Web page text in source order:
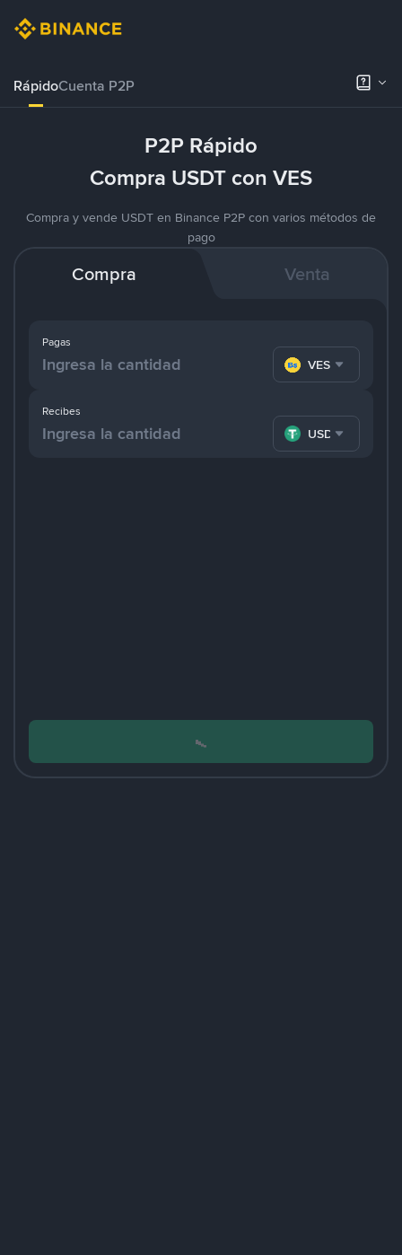
RápidoCuenta P2P
P2P Rápido
Compra USDT con VES
Compra y vende USDT en Binance P2P con varios métodos de
pago
Compra Venta
Pagas
VES
Recibes
USDT